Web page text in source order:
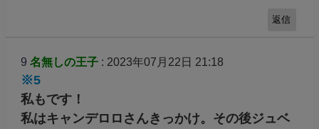
返信
9 名無しの王子: 2023年07月22日 21:18
※5
私もです！
私はキャンデロロさんきっかけ。その後ジュベ